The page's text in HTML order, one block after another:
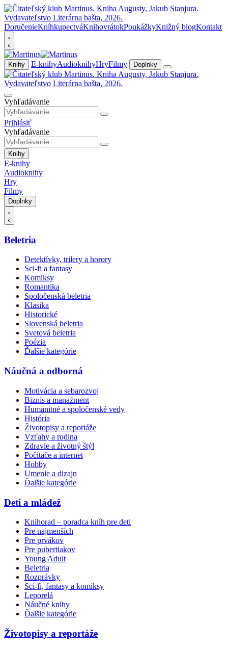
DoručenieKníhkupectváKnihovrátokPoukážkyKnižný blogKontakt
Knihy E-knihyAudioknihyHryFilmy Doplnky
Vyhľadávanie
Prihlásiť
Vyhľadávanie
Knihy
E-knihy
Audioknihy
Hry
Filmy
Doplnky
Beletria
Detektívky, trilery a horory
Sci-fi a fantasy
Komiksy
Romantika
Spoločenská beletria
Klasika
Historické
Slovenská beletria
Svetová beletria
Poézia
Ďalšie kategórie
Náučná a odborná
Motivácia a sebarozvoj
Biznis a manažment
Humanitné a spoločenské vedy
História
Životopisy a reportáže
Vzťahy a rodina
Zdravie a životný štýl
Počítače a internet
Hobby
Umenie a dizajn
Ďalšie kategórie
Deti a mládež
Knihorad – poradca kníh pre deti
Pre najmenších
Pre prvákov
Pre pubertiakov
Young Adult
Beletria
Rozprávky
Sci-fi, fantasy a komiksy
Leporelá
Náučné knihy
Ďalšie kategórie
Životopisy a reportáže